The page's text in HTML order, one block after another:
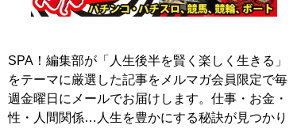
記事一覧へ
SPA！編集部が「人生後半を賢く楽しく生きる」
をテーマに厳選した記事をメルマガ会員限定で毎
週金曜日にメールでお届けします。仕事・お金・
性・人間関係…人生を豊かにする秘訣が見つかり